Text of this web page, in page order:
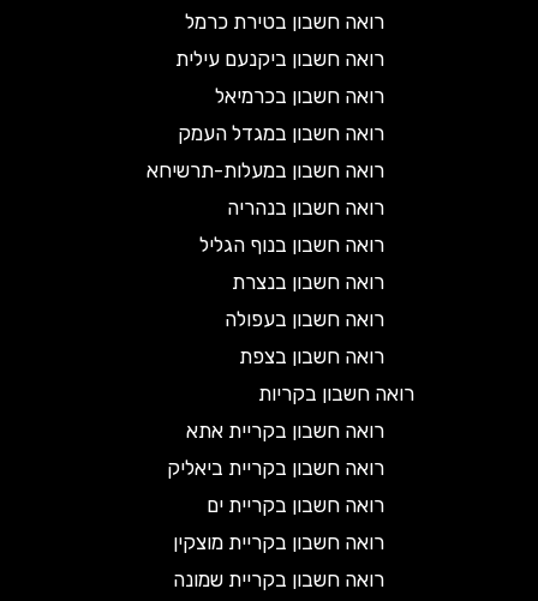
רואה חשבון בטירת כרמל
רואה חשבון ביקנעם עילית
רואה חשבון בכרמיאל
רואה חשבון במגדל העמק
רואה חשבון במעלות-תרשיחא
רואה חשבון בנהריה
רואה חשבון בנוף הגליל
רואה חשבון בנצרת
רואה חשבון בעפולה
רואה חשבון בצפת
רואה חשבון בקריות
רואה חשבון בקריית אתא
רואה חשבון בקריית ביאליק
רואה חשבון בקריית ים
רואה חשבון בקריית מוצקין
רואה חשבון בקריית שמונה